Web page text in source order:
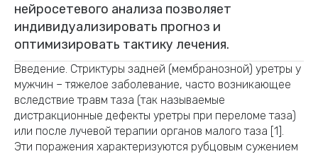
нейросетевого анализа позволяет
индивидуализировать прогноз и
оптимизировать тактику лечения.
Введение. Стриктуры задней (мембранозной) уретры у
мужчин – тяжелое заболевание, часто возникающее
вследствие травм таза (так называемые
дистракционные дефекты уретры при переломе таза)
или после лучевой терапии органов малого таза [1].
Эти поражения характеризуются рубцовым сужением